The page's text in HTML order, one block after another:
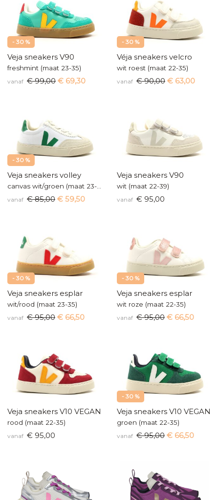
- 30 %
Veja sneakers V90
freshmint (maat 23-35)
vanaf € 99,00 € 69,30
- 30 %
Véja sneakers velcro
wit roest (maat 22-35)
vanaf € 90,00 € 63,00
- 30 %
Veja sneakers volley
vanaf € 85,00 € 59,50
Veja sneakers V90
wit (maat 22-39)
vanaf € 95,00
- 30 %
Veja sneakers esplar
wit/rood (maat 23-35)
vanaf € 95,00 € 66,50
- 30 %
Veja sneakers esplar
wit roze (maat 22-35)
vanaf € 95,00 € 66,50
Veja sneakers V10 VEGAN
rood (maat 22-35)
vanaf € 95,00
- 30 %
Veja sneakers V10 VEGAN
groen (maat 22-35)
vanaf € 95,00 € 66,50